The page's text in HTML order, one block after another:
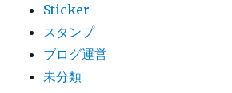
Sticker
スタンプ
ブログ運営
未分類